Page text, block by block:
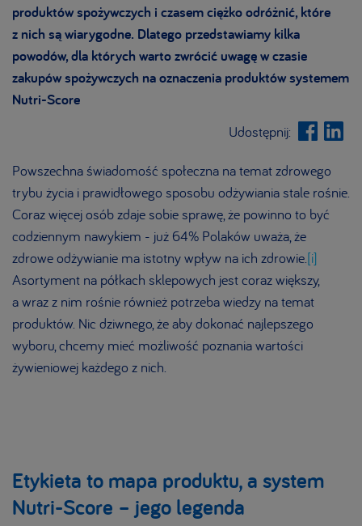
produktów spożywczych i czasem ciężko odróżnić, które
z nich są wiarygodne. Dlatego przedstawiamy kilka
powodów, dla których warto zwrócić uwagę w czasie
zakupów spożywczych na oznaczenia produktów systemem
Nutri-Score
Udostępnij:
Powszechna świadomość społeczna na temat zdrowego
trybu życia i prawidłowego sposobu odżywiania stale rośnie.
Coraz więcej osób zdaje sobie sprawę, że powinno to być
codziennym nawykiem - już 64% Polaków uważa, że
zdrowe odżywianie ma istotny wpływ na ich zdrowie.[i]
Asortyment na półkach sklepowych jest coraz większy,
a wraz z nim rośnie również potrzeba wiedzy na temat
produktów. Nic dziwnego, że aby dokonać najlepszego
wyboru, chcemy mieć możliwość poznania wartości
żywieniowej każdego z nich.
Etykieta to mapa produktu, a system
Nutri-Score – jego legenda